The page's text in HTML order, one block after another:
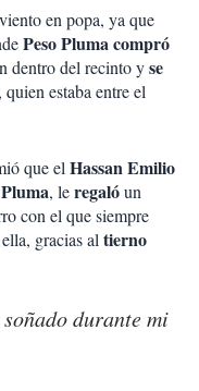
en popa, ya que
Peso Pluma compró
dentro del recinto yse
estaba entre el
que elHassan Emilio
, leregalóun
con el que siempre
gracias altierno
durante mi